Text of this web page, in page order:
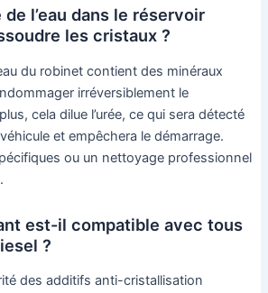
l’eau dans le réservoir
les cristaux ?
du robinet contient des minéraux
irréversiblement le
cela dilue l’urée, ce qui sera détecté
et empêchera le démarrage.
ou un nettoyage professionnel
est-il compatible avec tous
?
des additifs anti-cristallisation